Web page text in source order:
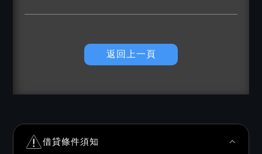
返回上一頁
借貸條件須知